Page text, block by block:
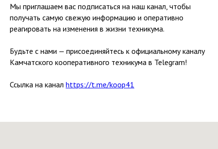
Мы приглашаем вас подписаться на наш канал, чтобы
получать самую свежую информацию и оперативно
реагировать на изменения в жизни техникума.
Будьте с нами — присоединяйтесь к официальному каналу
Камчатского кооперативного техникума в Telegram!
Ссылка на канал https://t.me/koop41